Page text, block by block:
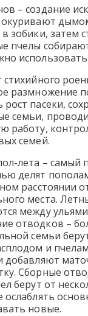
– создание
зобики, затем
пчелы
размножение
пасеки,
семьи,
работу,
семей.
лета – самый
делят
расстоянии
места.
между
отводков –
семьи
и
добавляют
Сборные
берут от
ослаблять
новые.